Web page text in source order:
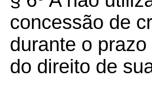
concessão de
durante o
do direito de